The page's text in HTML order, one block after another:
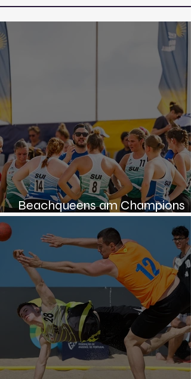
Beachqueens am Champions
Cup 2024